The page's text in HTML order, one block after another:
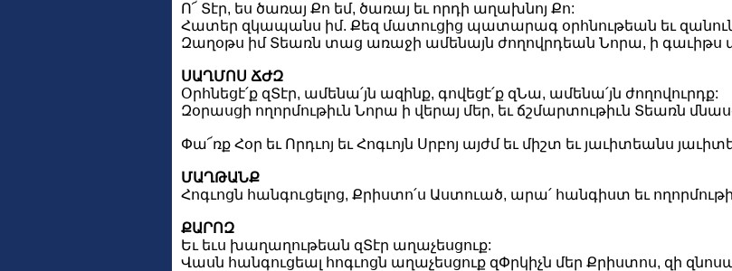
Ո՜ Տէր, ես ծառայ Քո եմ, ծառայ եւ որդի աղախնոյ Քո:
Հատեր զկապանս իմ. Քեզ մատուցից պատարագ օրհնութեան եւ
Զաղօթս իմ Տեառն տաց առաջի ամենայն ժողովրդեան Նորա, ի գաւիթս
ՍԱՂՄՈՍ ՃԺԶ
Օրհնեցէ՛ք զՏէր, ամենա՛յն ազինք, գովեցէ՛ք զՆա, ամենա՛յն ժողովուրդք:
Զօրասցի ողորմութիւն Նորա ի վերայ մեր, եւ ճշմարտութիւն Տեառն
Փա՜ռք Հօր եւ Որդւոյ եւ Հոգւոյն Սրբոյ այժմ եւ միշտ եւ յաւիտեանս
ՄԱՂԹԱՆՔ
Հոգւոցն հանգուցելոց, Քրիստո՛ս Աստուած, արա՛ հանգիստ եւ
ՔԱՐՈԶ
Եւ եւս խաղաղութեան զՏէր աղաչեսցուք:
Վասն հանգուցեալ հոգւոցն աղաչեսցուք զՓրկիչն մեր Քրիստոս, զի